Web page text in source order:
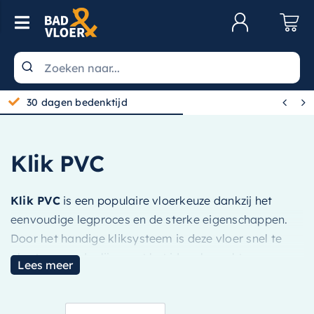
Skip to content
Toggle Navigation
Wastafels
Toiletten
Kranen
Douche
Badkamermeubels
Baden
30 dagen bedenktijd  
Klik PVC
Klik PVCis een populaire vloerkeuze dankzij het
eenvoudige legproces en de sterke eigenschappen.
Door het handige kliksysteem is deze vloer snel te
plaatsen zonder lijm, wat het ideaal maakt voor
zowel renovatie als nieuwbouw. Klik PVC combineert
Lees meer